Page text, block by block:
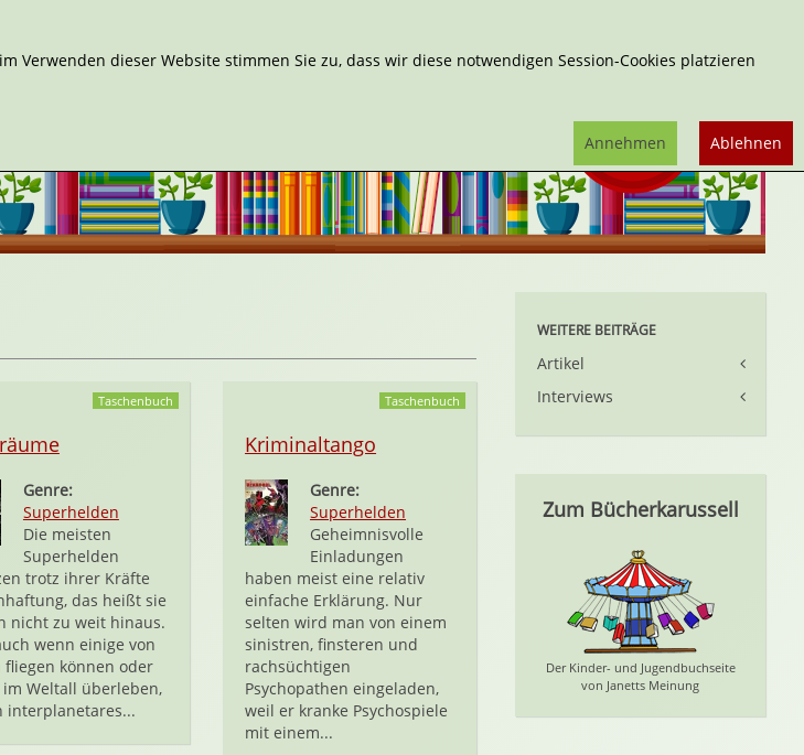
Taschenbuch
Genre:
Superhelden
Die meisten
Superhelden
trotz ihrer Kräfte
das heißt sie
nicht zu weit hinaus.
wenn einige von
fliegen können oder
im Weltall überleben,
interplanetares...
Taschenbuch
Kriminaltango
Genre:
Superhelden
Geheimnisvolle
Einladungen
haben meist eine relativ
einfache Erklärung. Nur
selten wird man von einem
sinistren, finsteren und
rachsüchtigen
Psychopathen eingeladen,
weil er kranke Psychospiele
mit einem...
WEITERE BEITRÄGE
Artikel
Interviews
Zum Bücherkarussell
Der Kinder- und Jugendbuchseite
von Janetts Meinung
dieser Website stimmen Sie zu, dass wir diese notwendigen Session-Cookies platzieren
Ablehnen
Annehmen